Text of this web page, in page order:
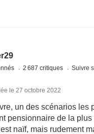
2 687 critiques Suivre
le 27 octobre 2022
un des scénarios les
pensionnaire de la
naïf, mais rudement